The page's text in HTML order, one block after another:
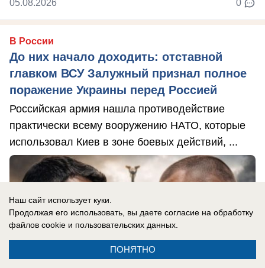
05.08.2026 0
В России
До них начало доходить: отставной
главком ВСУ Залужный признал полное
поражение Украины перед Россией
Российская армия нашла противодействие
практически всему вооружению НАТО, которые
использовал Киев в зоне боевых действий, ...
Наш сайт использует куки.
Продолжая его использовать, вы даете согласие на обработку
файлов cookie и пользовательских данных.
ПОНЯТНО